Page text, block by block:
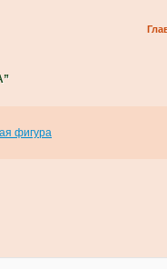
”
фигура